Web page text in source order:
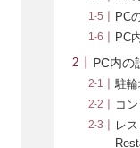
PC
PC
PC内の
駐
コ
レ